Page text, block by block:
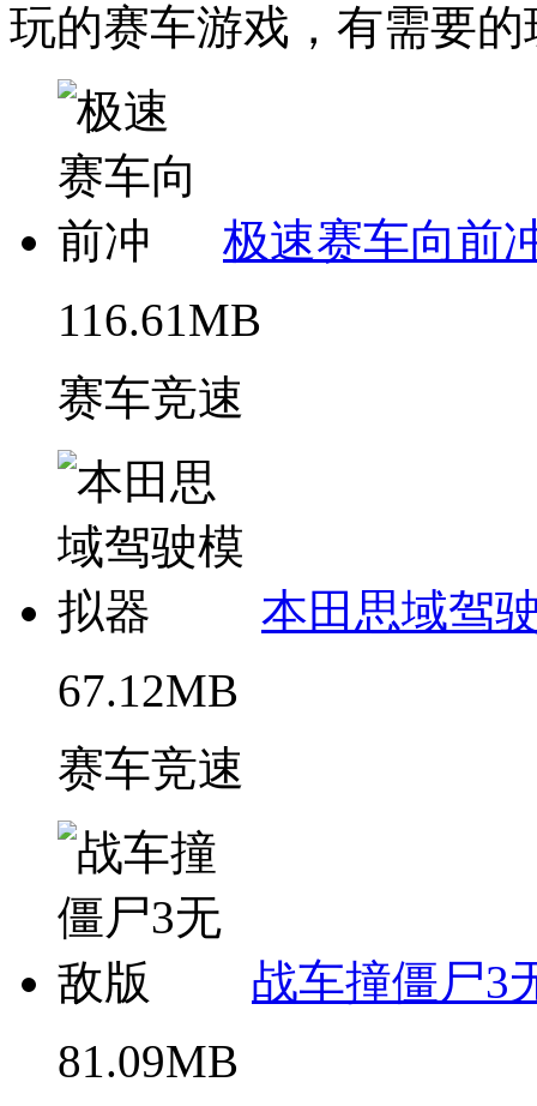
玩的赛车游戏，有需要
极速赛车向前
116.61MB
赛车竞速
本田思域驾
67.12MB
赛车竞速
战车撞僵尸3
81.09MB